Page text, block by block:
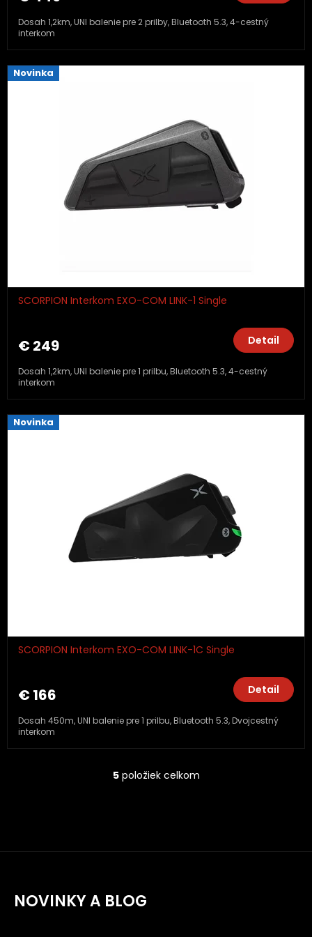
Dosah 1,2km, UNI balenie pre 2 prilby, Bluetooth 5.3, 4-cestný
interkom
Novinka
SCORPION Interkom EXO-COM LINK-1 Single
€ 249 Detail
Dosah 1,2km, UNI balenie pre 1 prilbu, Bluetooth 5.3, 4-cestný
interkom
Novinka
SCORPION Interkom EXO-COM LINK-1C Single
€ 166 Detail
Dosah 450m, UNI balenie pre 1 prilbu, Bluetooth 5.3, Dvojcestný
interkom
O
a
5položiek celkom
NOVINKY A BLOG